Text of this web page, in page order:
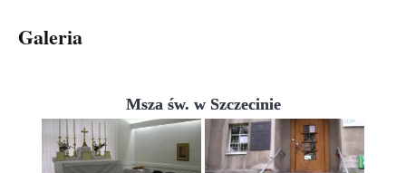
Galeria
Msza św. w Szczecinie